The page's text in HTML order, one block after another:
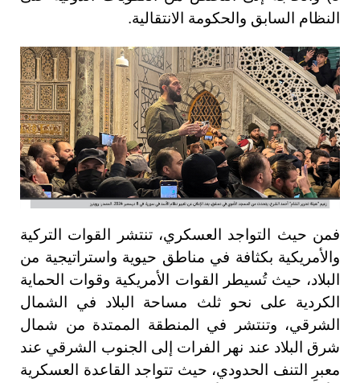
النظام السابق والحكومة الانتقالية.
فمن حيث التواجد العسكري، تنتشر القوات التركية
والأمريكية بكثافة في مناطق حيوية واستراتيجية من
البلاد، حيث تُسيطر القوات الأمريكية وقوات الحماية
الكردية على نحو ثلث مساحة البلاد في الشمال
الشرقي، وتنتشر في المنطقة الممتدة من شمال
شرق البلاد عند نهر الفرات إلى الجنوب الشرقي عند
معبرِ التنف الحدودي، حيث تتواجد القاعدة العسكرية